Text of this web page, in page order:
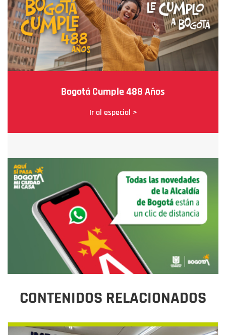
Bogotá Cumple 488 Años
Ir al especial >
CONTENIDOS RELACIONADOS